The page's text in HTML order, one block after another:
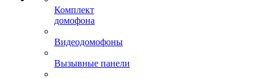
Комплект
домофона
Видеодомофоны
Вызывные панели